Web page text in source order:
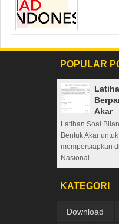
POPULAR
Akar
Latihan Soal
Bentuk Akar
mempersiapkan
Nasional
KATEGORI
Download